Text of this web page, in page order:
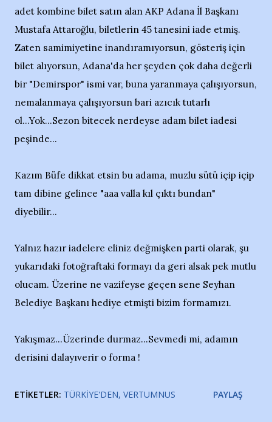
adet kombine bilet satın alan AKP Adana İl Başkanı
Mustafa Attaroğlu, biletlerin 45 tanesini iade etmiş.
Zaten samimiyetine inandıramıyorsun, gösteriş için
bilet alıyorsun, Adana'da her şeyden çok daha değerli
bir "Demirspor" ismi var, buna yaranmaya çalışıyorsun,
nemalanmaya çalışıyorsun bari azıcık tutarlı
ol...Yok...Sezon bitecek nerdeyse adam bilet iadesi
peşinde...
Kazım Büfe dikkat etsin bu adama, muzlu sütü içip içip
tam dibine gelince "aaa valla kıl çıktı bundan"
diyebilir...
Yalnız hazır iadelere eliniz değmişken parti olarak, şu
yukarıdaki fotoğraftaki formayı da geri alsak pek mutlu
olucam. Üzerine ne vazifeyse geçen sene Seyhan
Belediye Başkanı hediye etmişti bizim formamızı.
Yakışmaz...Üzerinde durmaz...Sevmedi mi, adamın
derisini dalayıverir o forma !
ETIKETLER: TÜRKIYE'DEN VERTUMNUS PAYLAŞ